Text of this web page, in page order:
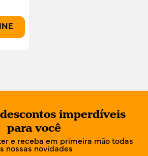
imperdíveis
para você
e receba em primeira mão todas
nossas novidades